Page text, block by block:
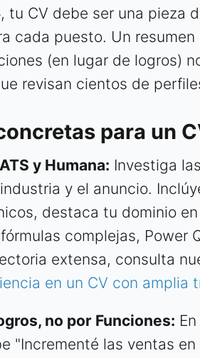
tu CV debe ser una pieza
cada puesto. Un
(en lugar de logros)
revisan cientos de
para un
y Humana: Investiga
y el anuncio.
destaca tu dominio
complejas, Power
extensa, consulta
en un CV con amplia
no por Funciones:
"Incrementé las ventas